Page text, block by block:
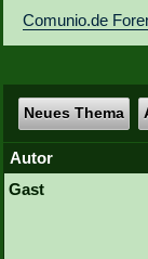
Vereinsfragen
Comunio.de
Neues Thema
Autor
Gast